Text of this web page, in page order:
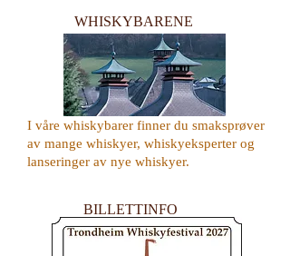
WHISKYBARENE
I våre whiskybarer finner du smaksprøver
av mange whiskyer, whiskyeksperter og
lanseringer av nye whiskyer.
BILLETTINFO